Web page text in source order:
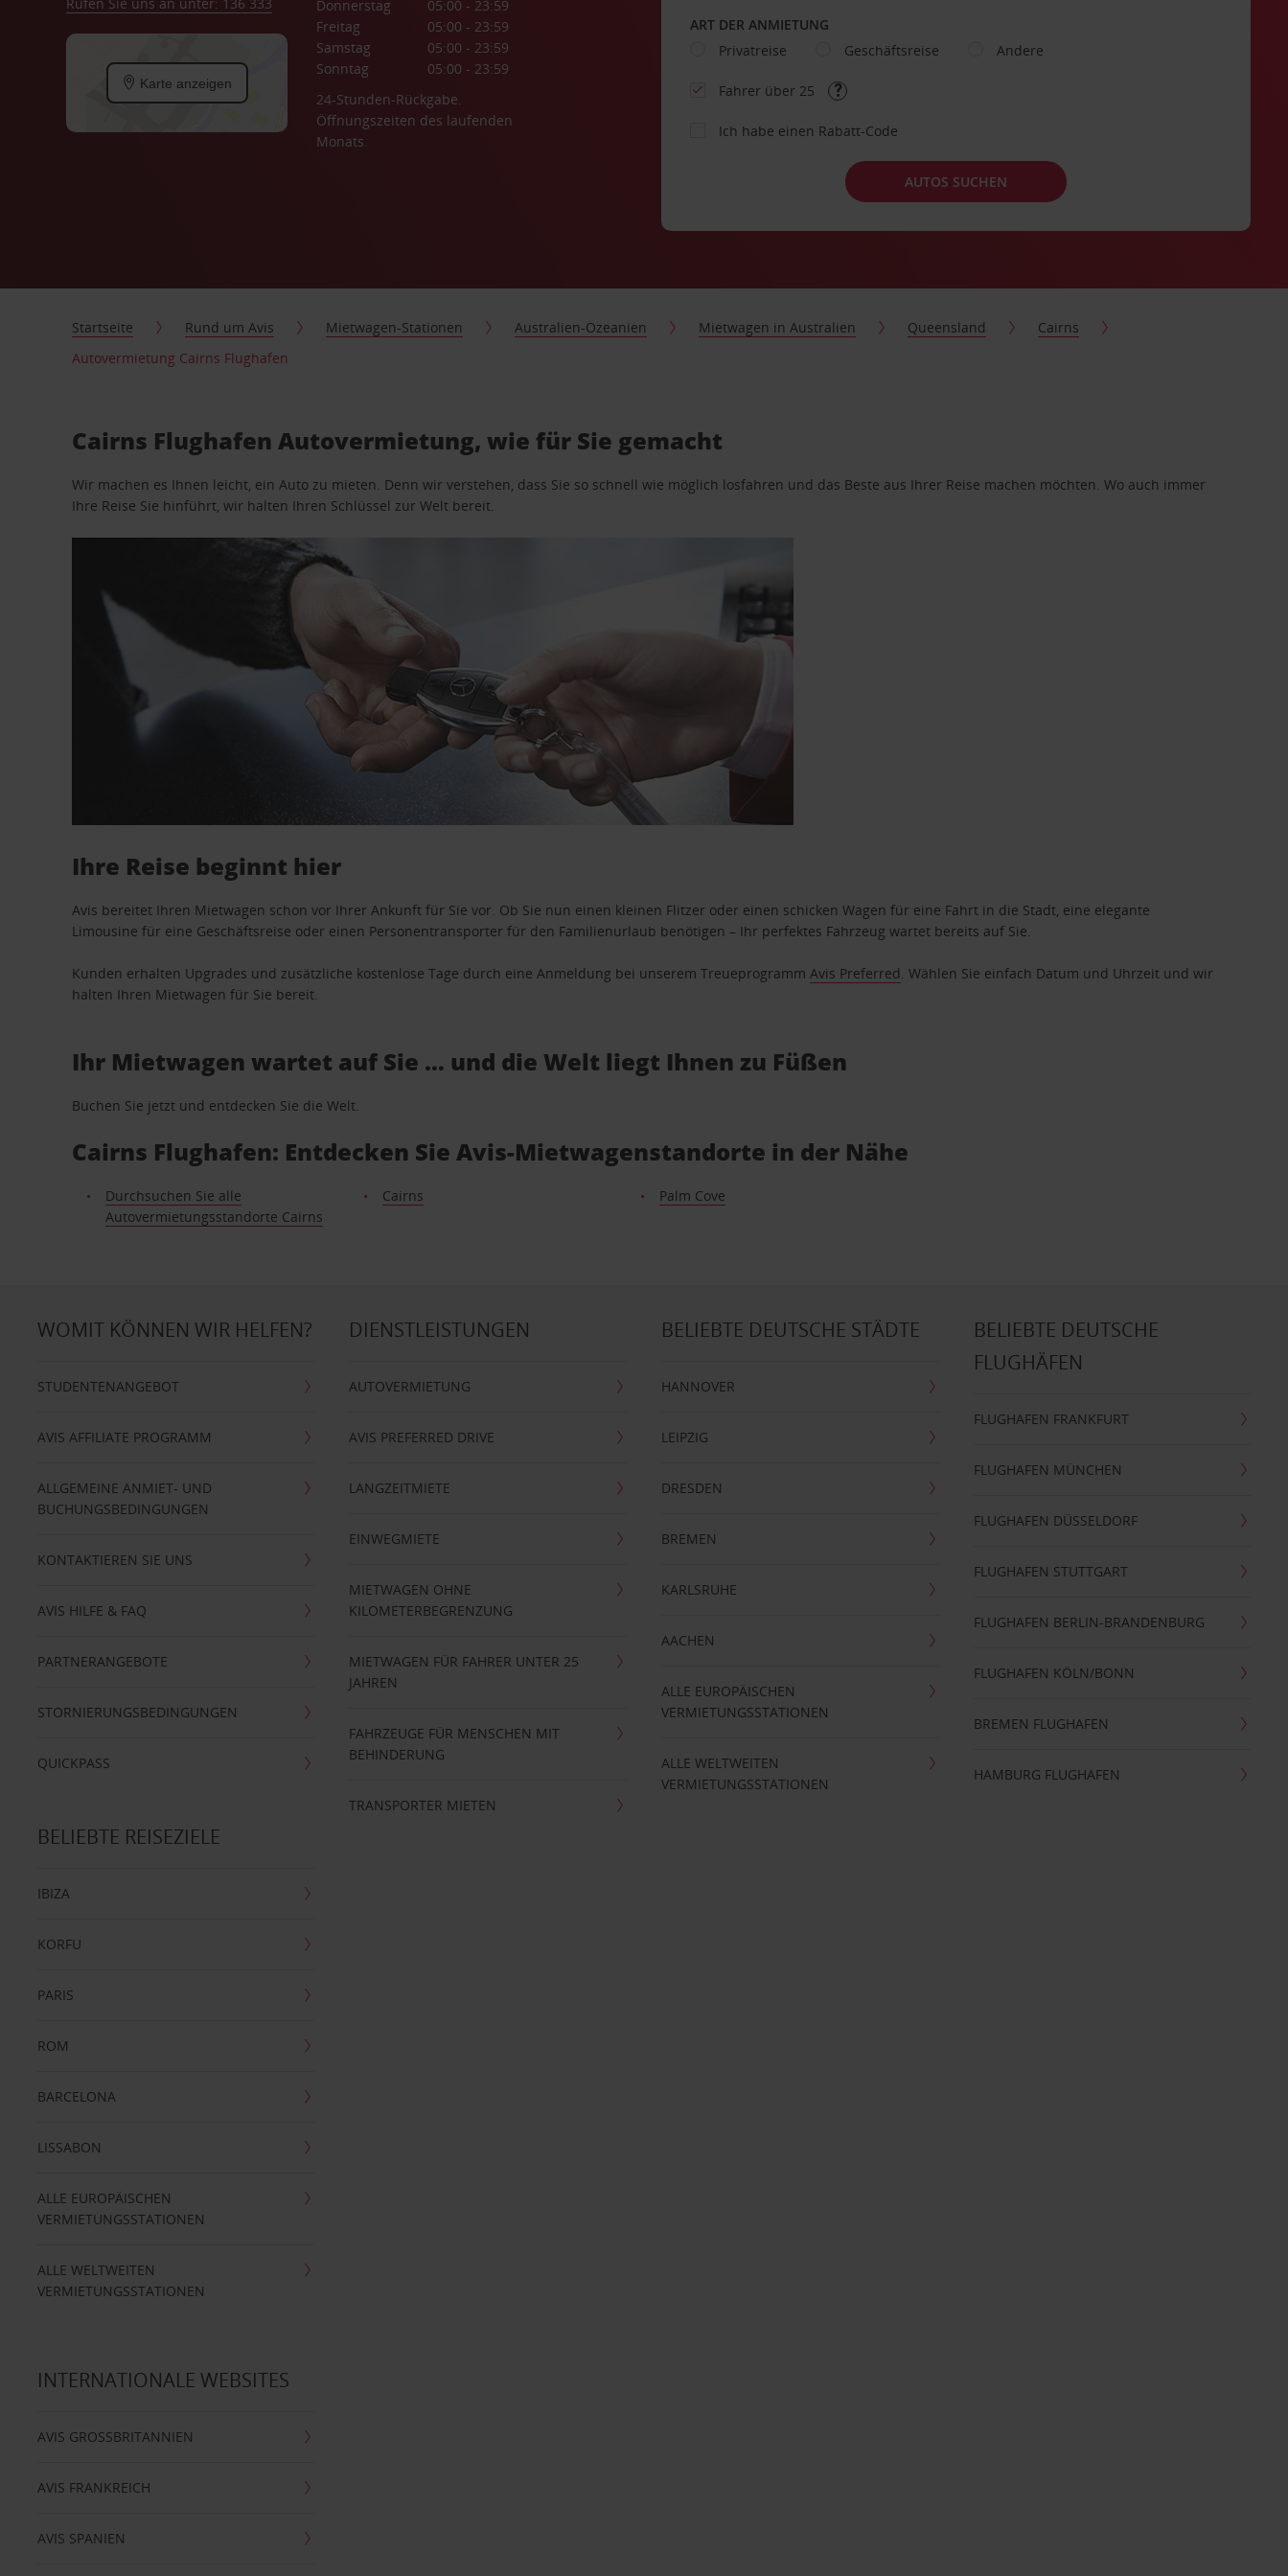
Karte anzeigen
Donnerstag
05:00 - 23:59
Freitag
05:00 - 23:59
Samstag
05:00 - 23:59
Sonntag
05:00 - 23:59
24-Stunden-Rückgabe.
Öffnungszeiten des laufenden
Monats.
ART DER ANMIETUNG
Privatreise
Geschäftsreise Andere
Fahrer über 25
Ich habe einen Rabatt-Code
AUTOS SUCHEN
Startseite Rund um Avis Mietwagen-Stationen Australien-Ozeanien Mietwagen in Australien Queensland
Cairns
Autovermietung Cairns Flughafen
Cairns Flughafen Autovermietung, wie für Sie gemacht
Wir machen es Ihnen leicht, ein Auto zu mieten. Denn wir verstehen, dass Sie so schnell wie möglich losfahren und das Beste aus Ihrer Reise machen möchten. Wo auch immer
Ihre Reise Sie hinführt, wir halten Ihren Schlüssel zur Welt bereit.
Ihre Reise beginnt hier
Avis bereitet Ihren Mietwagen schon vor Ihrer Ankunft für Sie vor. Ob Sie nun einen kleinen Flitzer oder einen schicken Wagen für eine Fahrt in die Stadt, eine elegante
Limousine für eine Geschäftsreise oder einen Personentransporter für den Familienurlaub benötigen – Ihr perfektes Fahrzeug wartet bereits auf Sie.
Kunden erhalten Upgrades und zusätzliche kostenlose Tage durch eine Anmeldung bei unserem TreueprogrammAvis Preferred. Wählen Sie einfach Datum und Uhrzeit und wir
halten Ihren Mietwagen für Sie bereit.
Ihr Mietwagen wartet auf Sie … und die Welt liegt Ihnen zu Füßen
Buchen Sie jetzt und entdecken Sie die Welt.
Cairns Flughafen: Entdecken Sie Avis-Mietwagenstandorte in der Nähe
Durchsuchen Sie alle
Autovermietungsstandorte Cairns
Cairns Palm Cove
WOMIT KÖNNEN WIR HELFEN?
STUDENTENANGEBOT
AVIS AFFILIATE PROGRAMM
ALLGEMEINE ANMIET- UND
BUCHUNGSBEDINGUNGEN
KONTAKTIEREN SIE UNS
AVIS HILFE & FAQ
PARTNERANGEBOTE
STORNIERUNGSBEDINGUNGEN
QUICKPASS
DIENSTLEISTUNGEN
AUTOVERMIETUNG
AVIS PREFERRED DRIVE
LANGZEITMIETE
EINWEGMIETE
MIETWAGEN OHNE
KILOMETERBEGRENZUNG
MIETWAGEN FÜR FAHRER UNTER 25
JAHREN
FAHRZEUGE FÜR MENSCHEN MIT
BEHINDERUNG
TRANSPORTER MIETEN
BELIEBTE DEUTSCHE STÄDTE
HANNOVER
LEIPZIG
DRESDEN
BREMEN
KARLSRUHE
AACHEN
ALLE EUROPÄISCHEN
VERMIETUNGSSTATIONEN
ALLE WELTWEITEN
VERMIETUNGSSTATIONEN
BELIEBTE DEUTSCHE
FLUGHÄFEN
FLUGHAFEN FRANKFURT
FLUGHAFEN MÜNCHEN
FLUGHAFEN DÜSSELDORF
FLUGHAFEN STUTTGART
FLUGHAFEN BERLIN-BRANDENBURG
FLUGHAFEN KÖLN/BONN
BREMEN FLUGHAFEN
HAMBURG FLUGHAFEN
BELIEBTE REISEZIELE
IBIZA
KORFU
PARIS
ROM
BARCELONA
LISSABON
ALLE EUROPÄISCHEN
VERMIETUNGSSTATIONEN
ALLE WELTWEITEN
VERMIETUNGSSTATIONEN
INTERNATIONALE WEBSITES
AVIS GROSSBRITANNIEN
AVIS FRANKREICH
AVIS SPANIEN